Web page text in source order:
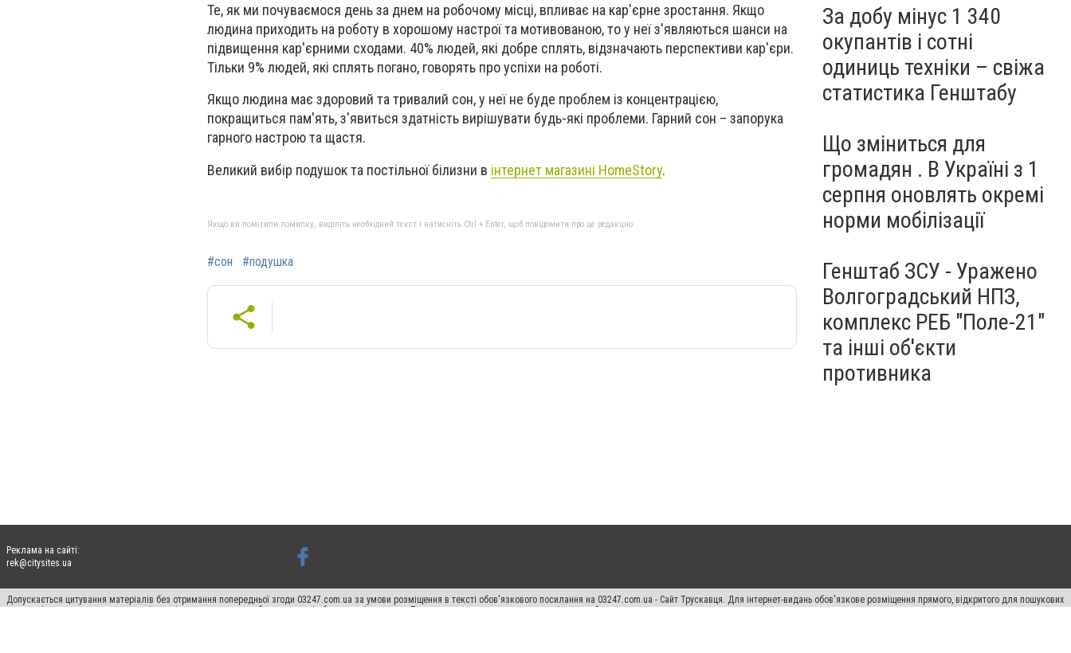
Те, як ми почуваємося день за днем ​​на робочому місці, впливає на кар'єрне зростання. Якщо
людина приходить на роботу в хорошому настрої та мотивованою, то у неї з'являються шанси на
підвищення кар'єрними сходами. 40% людей, які добре сплять, відзначають перспективи кар'єри.
Тільки 9% людей, які сплять погано, говорять про успіхи на роботі.
Якщо людина має здоровий та тривалий сон, у неї не буде проблем із концентрацією,
покращиться пам'ять, з'явиться здатність вирішувати будь-які проблеми. Гарний сон – запорука
гарного настрою та щастя.
Великий вибір подушок та постільної білизни в інтернет магазині HomeStory.
Якщо ви помітили помилку, виділіть необхідний текст і натисніть Ctrl + Enter, щоб повідомити про це редакцію
#сон #подушка
За добу мінус 1 340
окупантів і сотні
одиниць техніки – свіжа
статистика Генштабу
Що зміниться для
громадян . В Україні з 1
серпня оновлять окремі
норми мобілізації
Генштаб ЗСУ - Уражено
Волгоградський НПЗ,
комплекс РЕБ "Поле-21"
та інші об'єкти
противника
Реклама на сайті:
rek@citysites.ua
Допускається цитування матеріалів без отримання попередньої згоди 03247.com.ua за умови розміщення в тексті обов'язкового посилання на 03247.com.ua - Сайт Трускавця. Для інтернет-видань обов'язкове розміщення прямого, відкритого для пошукових
систем гіперпосилання на цитовані статті не нижче другого абзацу в тексті або в якості джерела. Порушення виняткових прав переслідується Законом.